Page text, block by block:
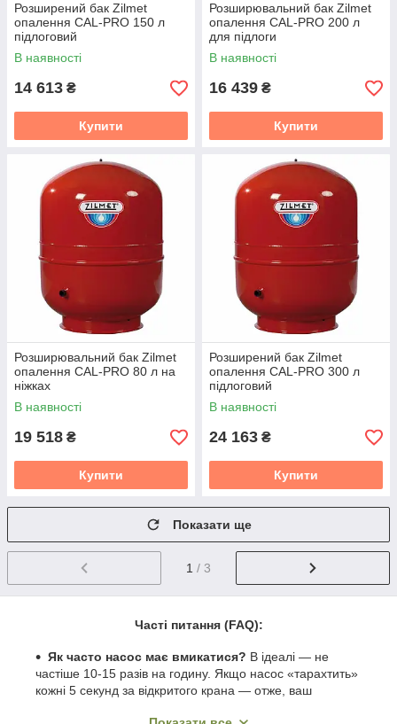
Розширений бак Zilmet
опалення CAL-PRO 150 л
підлоговий
В наявності
14 613 ₴
Купити
Розширювальний бак Zilmet
опалення CAL-PRO 200 л
для підлоги
В наявності
16 439 ₴
Купити
Розширювальний бак Zilmet
опалення CAL-PRO 80 л на
ніжках
В наявності
19 518 ₴
Купити
Розширений бак Zilmet
опалення CAL-PRO 300 л
підлоговий
В наявності
24 163 ₴
Купити
Показати ще
1 / 3
Часті питання (FAQ):
Як часто насос має вмикатися? В ідеалі — не
частіше 10-15 разів на годину. Якщо насос «тарахтить»
кожні 5 секунд за відкритого крана — отже, ваш